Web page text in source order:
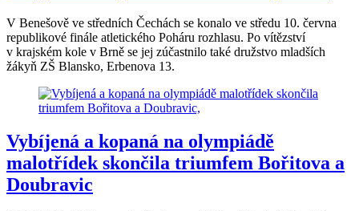
V Benešově ve středních Čechách se konalo ve středu 10. června
republikové finále atletického Poháru rozhlasu. Po vítězství
v krajském kole v Brně se jej zúčastnilo také družstvo mladších
žákyň ZŠ Blansko, Erbenova 13.
Vybíjená a kopaná na olympiádě
malotřídek skončila triumfem Bořitova a
Doubravic